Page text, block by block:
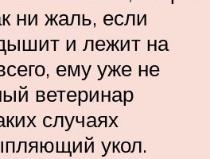
ни жаль, если
и лежит на
ему уже не
ветеринар
случаях
укол.